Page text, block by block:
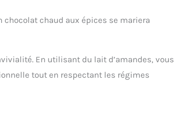
chocolat chaud aux épices se mariera
En utilisant du lait d’amandes, vous
tout en respectant les régimes